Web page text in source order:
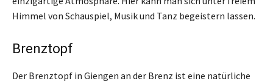
Himmel von Schauspiel, Musik und Tanz begeistern lassen.
Brenztopf
Der Brenztopf in Giengen an der Brenz ist eine natürliche